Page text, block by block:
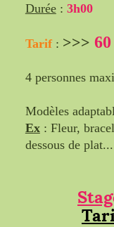
Durée: 3h00
Tarif: >>>
4 personnes
Modèles
Ex: Fleur,
dessous de plat...